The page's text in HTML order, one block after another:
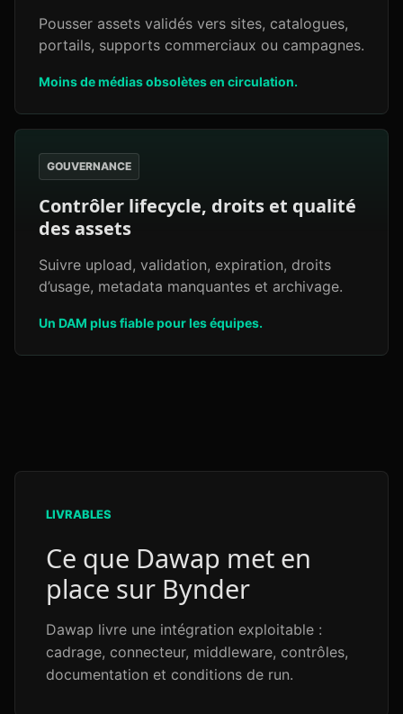
Pousser assets validés vers sites, catalogues,
portails, supports commerciaux ou campagnes.
Moins de médias obsolètes en circulation.
GOUVERNANCE
Contrôler lifecycle, droits et qualité
des assets
Suivre upload, validation, expiration, droits
d’usage, metadata manquantes et archivage.
Un DAM plus fiable pour les équipes.
LIVRABLES
Ce que Dawap met en
place sur Bynder
Dawap livre une intégration exploitable :
cadrage, connecteur, middleware, contrôles,
documentation et conditions de run.